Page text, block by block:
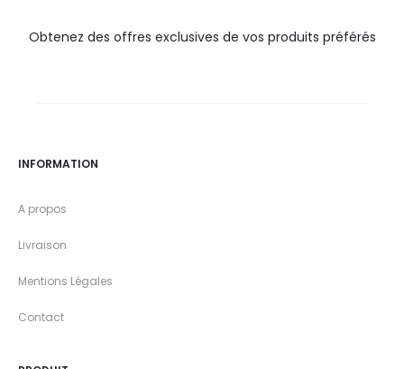
Obtenez des offres exclusives de vos produits préférés
INFORMATION
A propos
Livraison
Mentions Légales
Contact